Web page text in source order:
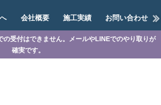
会社概要 施工実績 お問い合わせ
の受付はできません。メールやLINEでのやり取りが
確実です。